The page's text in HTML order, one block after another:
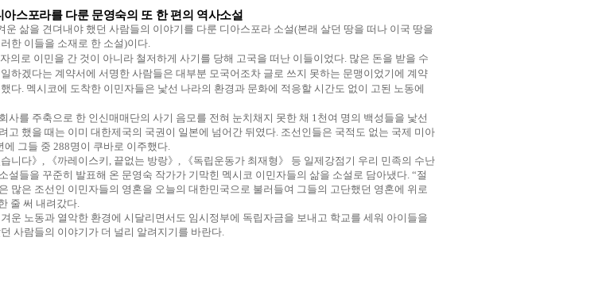
스포라를 다룬 문영숙의 또 한 편의 역사소설
운 삶을 견뎌내야 했던 사람들의 이야기를 다룬 디아스포라 소설(본래 살던 땅을 떠나 이국 땅을
한 이들을 소재로 한 소설)이다.
의로 이민을 간 것이 아니라 철저하게 사기를 당해 고국을 떠난 이들이었다. 많은 돈을 받을 수
하겠다는 계약서에 서명한 사람들은 대부분 모국어조차 글로 쓰지 못하는 문맹이었기에 계약
다. 멕시코에 도착한 이민자들은 낯선 나라의 환경과 문화에 적응할 시간도 없이 고된 노동에
사를 주축으로 한 인신매매단의 사기 음모를 전혀 눈치채지 못한 채 1 천여 명의 백성들을 낯선
고 했을 때는 이미 대한제국의 국권이 일본에 넘어간 뒤였다. 조선인들은 국적도 없는 국제 미아
에 그들 중 288명이 쿠바로 이주했다.
니다》 《까레이스키 끝없는 방랑》
《독립운동가 최재형》 등 일제강점기 우리 민족의 수난
설들을 꾸준히 발표해 온 문영숙 작가가 기막힌 멕시코 이민자들의 삶을 소설로 담아냈다. “절
많은 조선인 이민자들의 영혼을 오늘의 대한민국으로 불러들여 그들의 고단했던 영혼에 위로
줄 써 내려갔다.
운 노동과 열악한 환경에 시달리면서도 임시정부에 독립자금을 보내고 학교를 세워 아이들을
사람들의 이야기가 더 널리 알려지기를 바란다.